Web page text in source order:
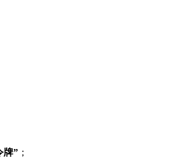
牌” ；